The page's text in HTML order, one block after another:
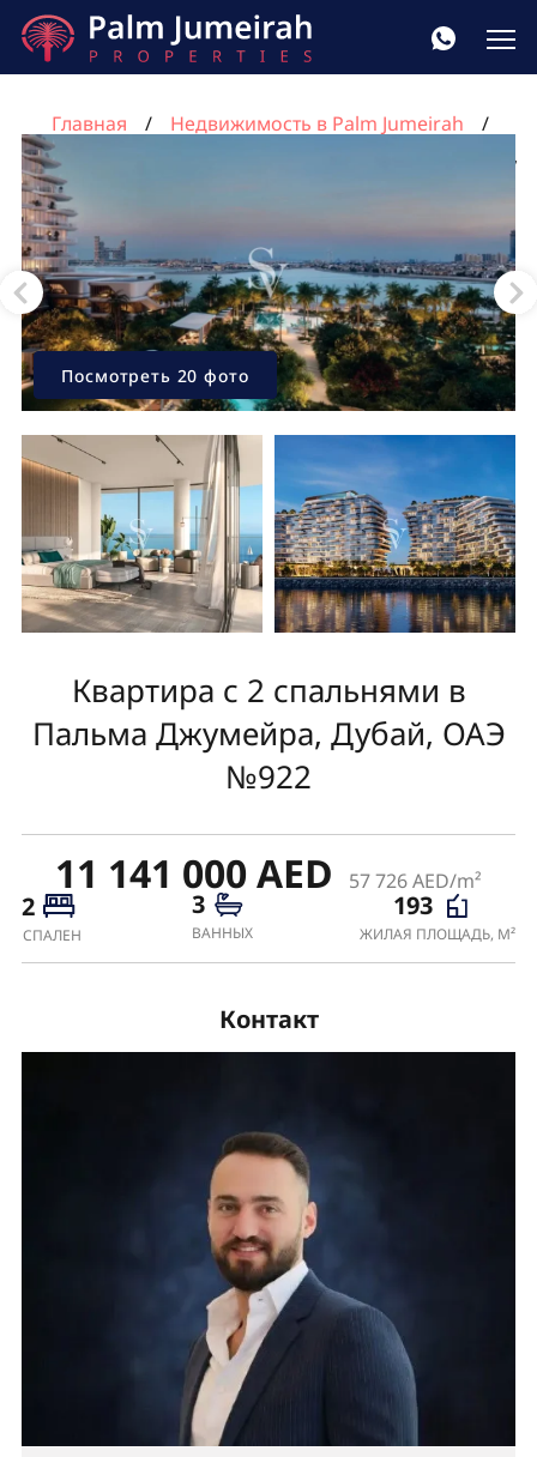
Главная
Недвижимость в Palm Jumeirah
Квартира с 2 спальнями в Пальма Джумейра, Дубай,
Посмотреть 20 фото
Квартира с 2 спальнями в
Пальма Джумейра, Дубай, ОАЭ
№922
11 141 000 AED 57 726 AED/m²
2
СПАЛЕН
3
ВАННЫХ
193
ЖИЛАЯ ПЛОЩАДЬ, М²
Контакт